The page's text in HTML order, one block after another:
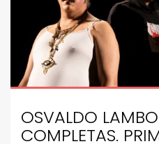
OSVALDO
COMPLETAS.